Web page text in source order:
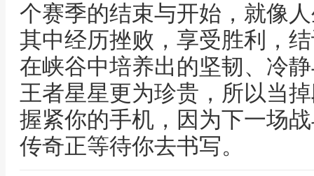
个赛季的结束与开始，就像
其中经历挫败，享受胜利，
在峡谷中培养出的坚韧、冷
王者星星更为珍贵，所以当
握紧你的手机，因为下一场
传奇正等待你去书写。